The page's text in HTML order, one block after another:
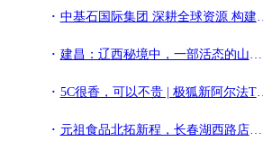
中基石国际集团 深耕全球资源 构建贸易物流产业生态
建昌：辽西秘境中，一部活态的山水人文史诗
5C很香，可以不贵 | 极狐新阿尔法T5正式上市，起售价仅需12.38万！
元祖食品北拓新程，长春湖西路店盛大开业！